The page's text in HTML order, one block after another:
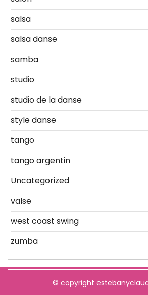
salsa
salsa danse
samba
studio
studio de la danse
style danse
tango
tango argentin
Uncategorized
valse
west coast swing
zumba
© copyright